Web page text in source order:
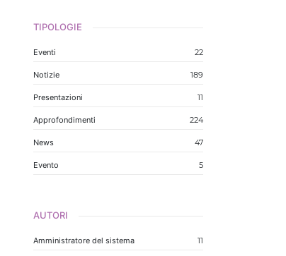
TIPOLOGIE
Eventi 22
Notizie 189
Presentazioni 11
Approfondimenti 224
News 47
Evento 5
AUTORI
Amministratore del sistema 11